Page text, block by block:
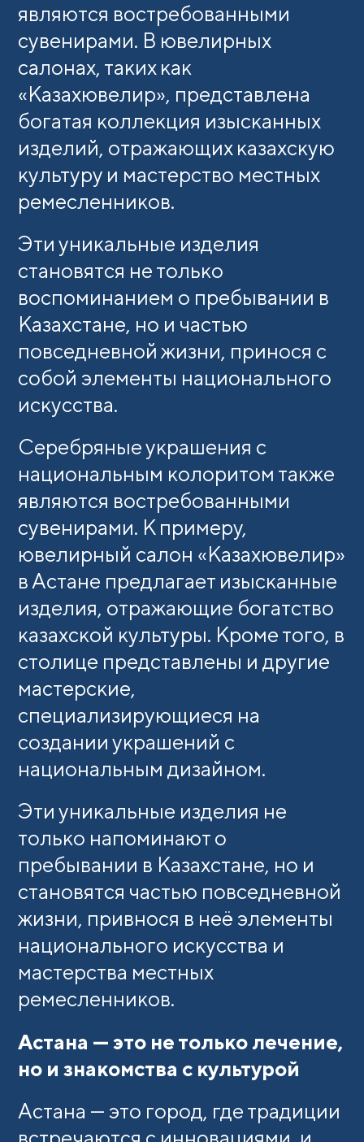
являются востребованными
сувенирами. В ювелирных
салонах, таких как
«Казахювелир», представлена
богатая коллекция изысканных
изделий, отражающих казахскую
культуру и мастерство местных
ремесленников.
Эти уникальные изделия
становятся не только
воспоминанием о пребывании в
Казахстане, но и частью
повседневной жизни, принося с
собой элементы национального
искусства.
Серебряные украшения с
национальным колоритом также
являются востребованными
сувенирами. К примеру,
ювелирный салон «Казахювелир»
в Астане предлагает изысканные
изделия, отражающие богатство
казахской культуры. Кроме того, в
столице представлены и другие
мастерские,
специализирующиеся на
создании украшений с
национальным дизайном.
Эти уникальные изделия не
только напоминают о
пребывании в Казахстане, но и
становятся частью повседневной
жизни, привнося в неё элементы
национального искусства и
мастерства местных
ремесленников.
Астана — это не только лечение,
но и знакомства с культурой
Астана — это город, где традиции